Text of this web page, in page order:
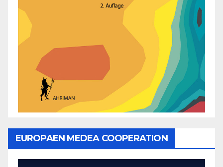
EUROPAEN MEDEA COOPERATION